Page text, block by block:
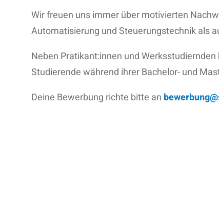
Wir freuen uns immer über motivierten
Automatisierung und Steuerungstechnik als
Neben Pratikant:innen und
Studierende während ihrer Bachelor- und
Deine Bewerbung richte bitte an